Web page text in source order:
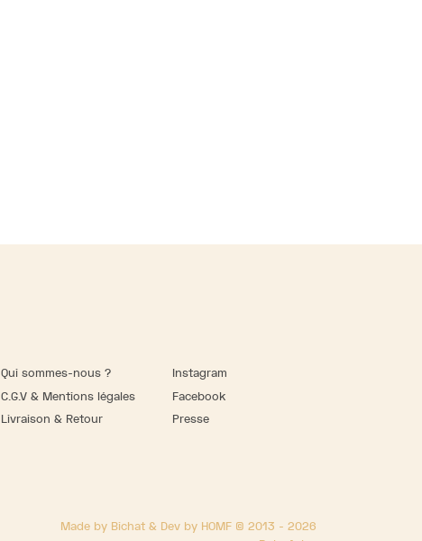
Qui sommes-nous ?
C.G.V & Mentions légales
Livraison & Retour
Instagram
Facebook
Presse
Made by Bichat & Dev by HOMF © 2013 - 2026